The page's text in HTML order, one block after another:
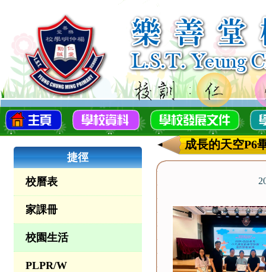
捷徑
校曆表
家課冊
校園生活
PLPR/W
成長的天空P6